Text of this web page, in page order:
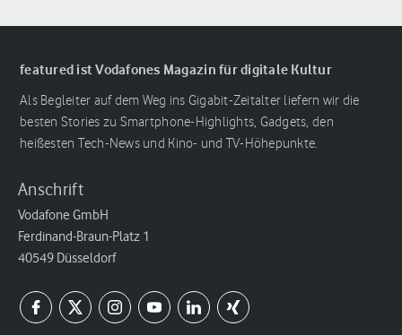
featured ist Vodafones Magazin für digitale Kultur
Als Begleiter auf dem Weg ins Gigabit-Zeitalter liefern wir die
besten Stories zu Smartphone-Highlights, Gadgets, den
heißesten Tech-News und Kino- und TV-Höhepunkte.
Anschrift
Vodafone GmbH
Ferdinand-Braun-Platz 1
40549 Düsseldorf